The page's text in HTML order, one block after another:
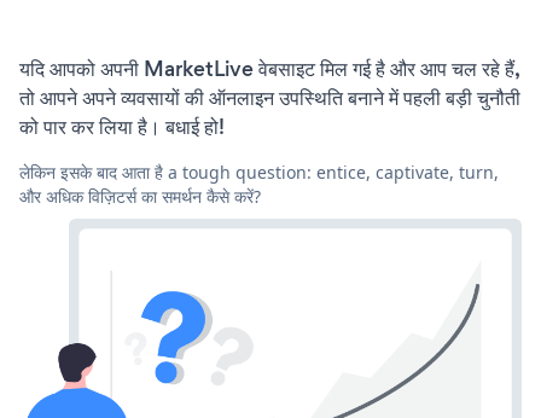
यदि आपको अपनी MarketLive वेबसाइट मिल गई है और आप चल रहे हैं,
तो आपने अपने व्यवसायों की ऑनलाइन उपस्थिति बनाने में पहली बड़ी चुनौती
को पार कर लिया है। बधाई हो!
लेकिन इसके बाद आता है a tough question: entice, captivate, turn,
और अधिक विज़िटर्स का समर्थन कैसे करें?